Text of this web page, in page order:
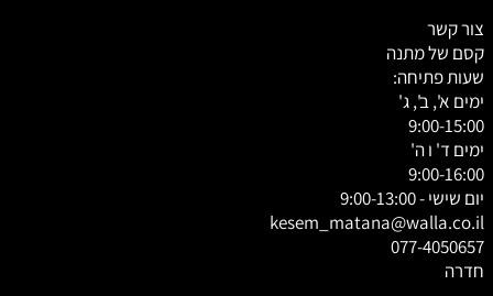
צור קשר
קסם של מתנה
שעות פתיחה:
ימים א', ב', ג'
9:00-15:00
ימים ד' ו ה'
9:00-16:00
יום שישי - 9:00-13:00
kesem_matana@walla.co.il
077-4050657
חדרה